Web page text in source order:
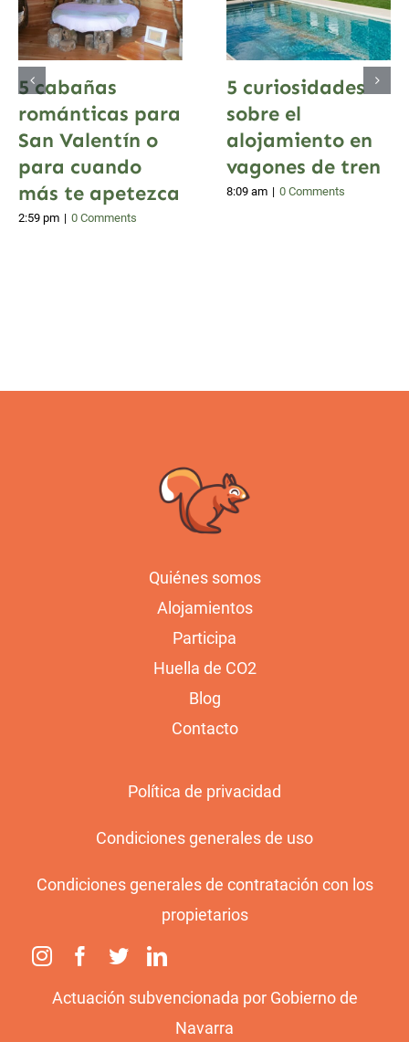
5 cabañas
románticas para
San Valentín o
para cuando
más te apetezca
2:59 pm | 0 Comments
5 curiosidades
sobre el
alojamiento en
vagones de tren
8:09 am | 0 Comments
Quiénes somos
Alojamientos
Participa
Huella de CO2
Blog
Contacto
Política de privacidad
Condiciones generales de uso
Condiciones generales de contratación con los
propietarios
Actuación subvencionada por Gobierno de
Navarra